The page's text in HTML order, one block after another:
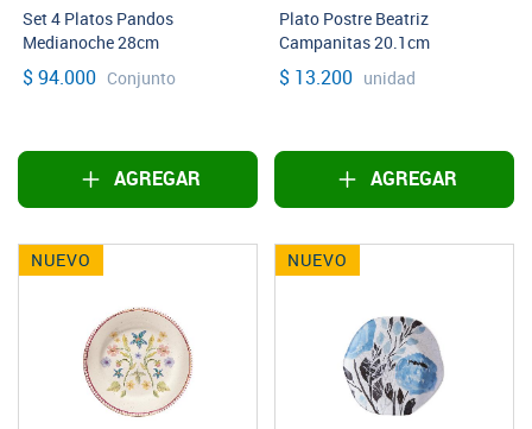
Set 4 Platos Pandos
Medianoche 28cm
$ 94.000 Conjunto
AGREGAR
Plato Postre Beatriz
Campanitas 20.1cm
$ 13.200 unidad
AGREGAR
NUEVO NUEVO